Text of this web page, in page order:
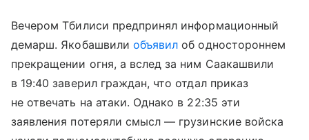
Вечером Тбилиси предпринял информационный
демарш. Якобашвили объявил об одностороннем
прекращении огня, а вслед за ним Саакашвили
в 19:40 заверил граждан, что отдал приказ
не отвечать на атаки. Однако в 22:35 эти
заявления потеряли смысл — грузинские войска